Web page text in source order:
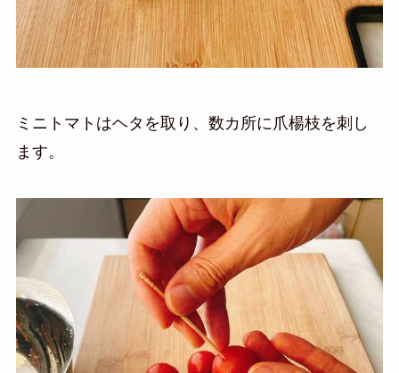
ミニトマトはヘタを取り、数カ所に爪楊枝を刺し
ます。